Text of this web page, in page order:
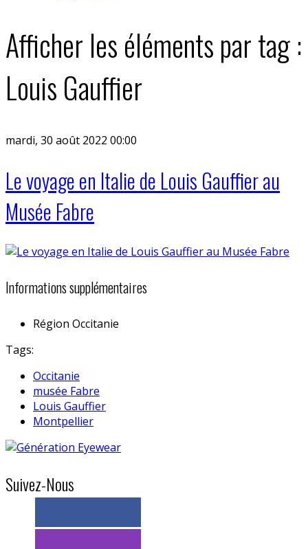
Afficher les éléments par tag :
Louis Gauffier
mardi, 30 août 2022 00:00
Le voyage en Italie de Louis Gauffier au
Musée Fabre
Informations supplémentaires
Région Occitanie
Tags:
Occitanie
musée Fabre
Louis Gauffier
Montpellier
Suivez-Nous
> 11k abonnés